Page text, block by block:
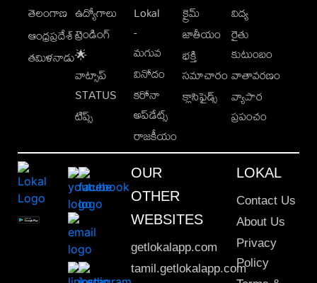
తెలంగాణ
ఆంధ్రప్రదేశ్
తమిళనాడు
ఉద్యోగాలు
ట్రెండింగ్
🌟
వాట్సాప్
STATUS
టిప్స్
Lokal
-
మగువ
వినోదం
కరోనా
అప్‌డేట్స్
రాజకీయం
క్రైమ్
జాతీయం
భక్తి
సమాచారం
క్లాసిఫైడ్స్
విద్య
రైతు
కుటుంబం
వాతావరణం
వ్యాపార
ప్రపంచం
OUR
OTHER
WEBSITES
getlokalapp.com
tamil.getlokalapp.com
LOKAL
Contact Us
About Us
Privacy
Policy